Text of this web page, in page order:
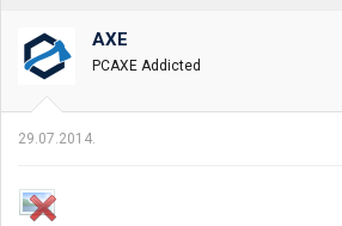
n
i
k
m
p
k
t
AXE
PCAXE Addicted
29.07.2014.